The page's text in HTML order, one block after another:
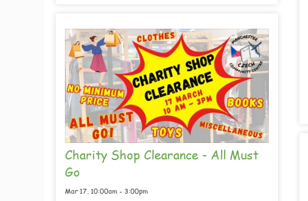
Charity Shop Clearance - All Must
Go
Mar 17, 10:00am - 3:00pm